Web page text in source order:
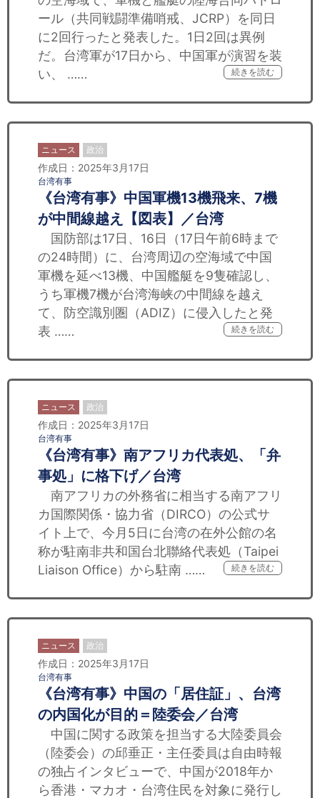
ール（共同戦闘準備哨戒、JCRP）を同日
に2回行ったと発表した。1日2回は異例
だ。台湾軍が17日から、中国軍が演習を装
い、 ……
続きを読む
ニュース 政治
作成日：2025年3月17日
台湾有事
《台湾有事》中国軍機13機飛来、7機
が中間線越え【図表】／台湾
国防部は17日、16日（17日午前6時まで
の24時間）に、台湾周辺の空海域で中国
軍機を延べ13機、中国艦艇を9隻確認し、
うち軍機7機が台湾海峡の中間線を越え
て、防空識別圏（ADIZ）に侵入したと発
表 ……
続きを読む
ニュース 政治
作成日：2025年3月17日
台湾有事
《台湾有事》南アフリカ代表処、「弁
事処」に格下げ／台湾
南アフリカの外務省に相当する南アフリ
カ国際関係・協力省（DIRCO）の公式サ
イト上で、今月5日に台湾の在外公館の名
称が駐南非共和国台北聯絡代表処（Taipei
Liaison Office）から駐南 ……
続きを読む
ニュース 政治
作成日：2025年3月17日
台湾有事
《台湾有事》中国の「居住証」、台湾
の内国化が目的＝陸委会／台湾
中国に関する政策を担当する大陸委員会
（陸委会）の邱垂正・主任委員は自由時報
の独占インタビューで、中国が2018年か
ら香港・マカオ・台湾住民を対象に発行し